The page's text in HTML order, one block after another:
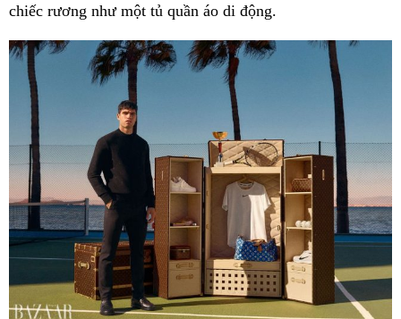
chiếc rương như một tủ quần áo di động.